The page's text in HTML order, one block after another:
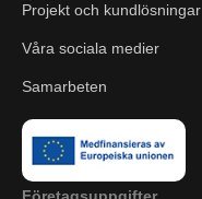
Projekt och kundlösningar
Våra sociala medier
Samarbeten